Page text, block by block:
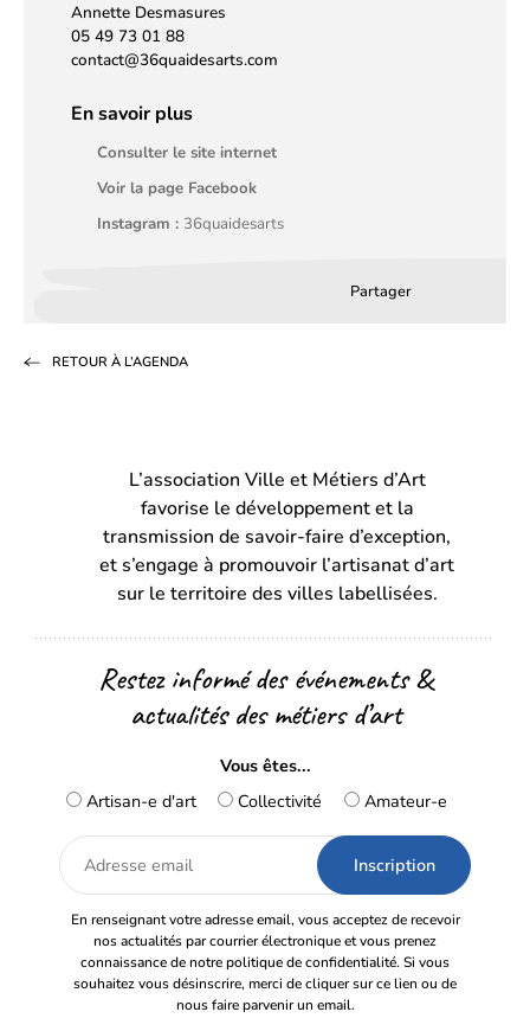
Annette Desmasures
05 49 73 01 88
contact@36quaidesarts.com
En savoir plus
Consulter le site internet
Voir la page Facebook
Instagram : 36quaidesarts
Partager
un
onglet)onglet)
RETOUR À L’AGENDA
L’association Ville et Métiers d’Art
favorise le développement et la
transmission de savoir-faire d’exception,
et s’engage à promouvoir l’artisanat d’art
sur le territoire des villes labellisées.
Restez informé des événements &
actualités des métiers d’art
Vous êtes...
Artisan-e d'art
Collectivité Amateur-e
Adresse
email
En renseignant votre adresse email, vous acceptez de recevoir
nos actualités par courrier électronique et vous prenez
connaissance de notre politique de confidentialité. Si vous
souhaitez vous désinscrire, merci de cliquer sur ce lien ou de
nous faire parvenir un email.